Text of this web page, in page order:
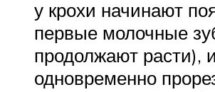
у крохи начинают
первые молочные
продолжают расти),
одновременно